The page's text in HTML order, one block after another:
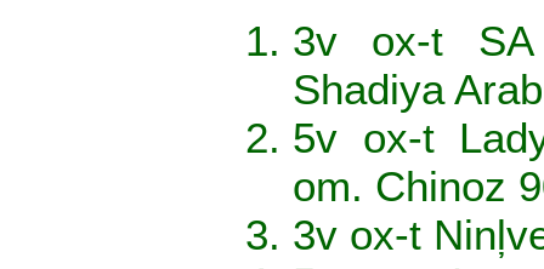
3v ox-t
Shadiya
5v ox-t
om. Chinoz
3v ox-t